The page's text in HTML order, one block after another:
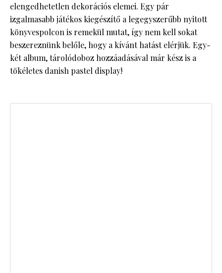
elengedhetetlen dekorációs elemei. Egy pár
izgalmasabb játékos kiegészítő a legegyszerűbb nyitott
könyvespolcon is remekül mutat, így nem kell sokat
beszereznünk belőle, hogy a kívánt hatást elérjük. Egy-
két album, tárolódoboz hozzáadásával már kész is a
tökéletes danish pastel display!